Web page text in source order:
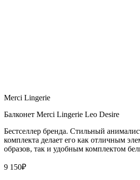
Merci Lingerie
Балконет Merci Lingerie Leo Desire
Бестселлер бренда. Стильный
комплекта делает его как отличным
образов, так и удобным комплектом
9 150₽